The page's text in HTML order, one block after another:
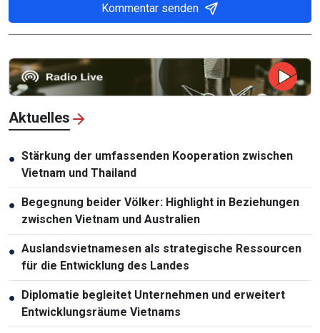
Kommentar senden
Aktuelles
● Stärkung der umfassenden Kooperation zwischen
Vietnam und Thailand
● Begegnung beider Völker: Highlight in Beziehungen
zwischen Vietnam und Australien
● Auslandsvietnamesen als strategische Ressourcen
für die Entwicklung des Landes
● Diplomatie begleitet Unternehmen und erweitert
Entwicklungsräume Vietnams